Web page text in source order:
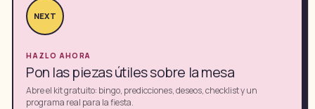
NEXT
HAZLO AHORA
Pon las piezas útiles sobre la mesa
Abre el kit gratuito: bingo, predicciones, deseos, checklist y un
programa real para la fiesta.